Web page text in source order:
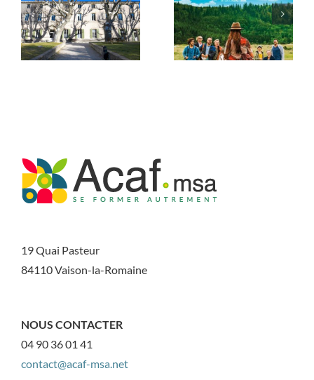
19 Quai Pasteur
84110 Vaison-la-Romaine
NOUS CONTACTER
04 90 36 01 41
contact@acaf-msa.net